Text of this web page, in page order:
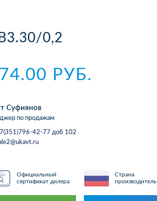
0,2
РУБ.
Суфиянов
по продажам
42-77 доб 102
Официальный
сертификат дилера
Страна
производитель